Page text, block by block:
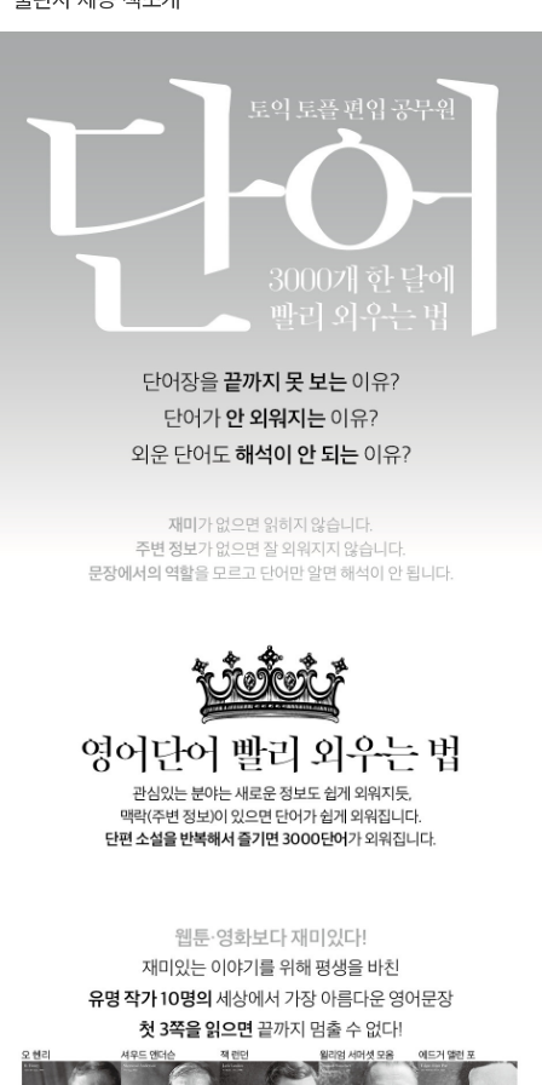
반복해서 볼 수 있도록 가장 재미있는 단편소설 10개를 모아 500페
이지에 꽉꽉 채웠습니다.
원어민이 읽는 단어와 지문의 MP3도 드립니다. (goo.gl/wo43vf
0~5000단어를 익힐 수 있습
니다. 반복해서 즐기면 토익, 토플, 편입, 공무원 단어의 60%는 끝납
이 책이 어렵다면, <TOP10 연설문>을 추천합니다. 비슷한 구성에
구어체이므로, 문어체보다
내에는 답변을 드립니다.
로 영하 70도, 섭씨로는 무려 영하 100도의 날씨였다. 침을 뱉으면
땅에 닿기도 전에 얼어버린다. 남자는 이미 다른 곳에서부터 여행을
해왔고, 이번 여행에서도 별일이 없을 것으로 생각한다. 4시간을 걸
어 점심을 먹으려고 비스킷을 꺼냈는데, 손이 너무 시려서 불을 지피
지 않고는 먹을 수 없었다.
모든 것이 꽁꽁 얼었다고 생각했지만, 사실은 그렇지 않았다. 일부는
물이 흐르고 있었고, 잘못하면 물에 빠질 수 있었다. 몇 번의 실수 끝
에 끝내 물에 다리가 잠기게 되고, 발은 얼어붙기 시작한다. 이제 불을
레드: 선장은 아름다운 아피아의 섬에 힘들게 상륙했다. 일 때문에 종
것이었다. 스웨덴 남자는 25년 전 폐병에 걸려 이 섬에 왔고, 의사들
은 1년 있다가 죽으리라고 했지만, 25년 동안이나 살고 있었다.
에 납치당해서 사라졌다는 것이다. 그 사모아 여인은 '레드'를 잊지 못
했지만, 스웨덴 남자의 오랜 구애 끝에 둘은 결혼하게 된다. 하지만 여
전히 그 여인은 '레드'를 잊지 못하고, 스웨덴 남자의 사랑은 증오로
'레드'는 누구이며, 무슨 일이 있었던 것일까? 왜 모든 사랑은 대부분
비극으로 끝나는 것일까?
고자질쟁이 심장: 나는 극도로 예민한 살인자이다. 노인은 나에게 어
떤 잘못도 하지 않았다. 하지만 노인이 가진 창백하고 파란, 독수리 같
은 눈 때문에 나는 그를 죽이고 싶다. 노인이 놀라지 않도록 매일 밤,
같은 시간에 그 노인의 집에 침입한다. 전등을 끄고 아주 느리게, 교활
하게, 한 시간 동안 문을 열고 그 노인에게 향한다. 누구도 눈치채지
영단어'. 문의: iminia@naver.com